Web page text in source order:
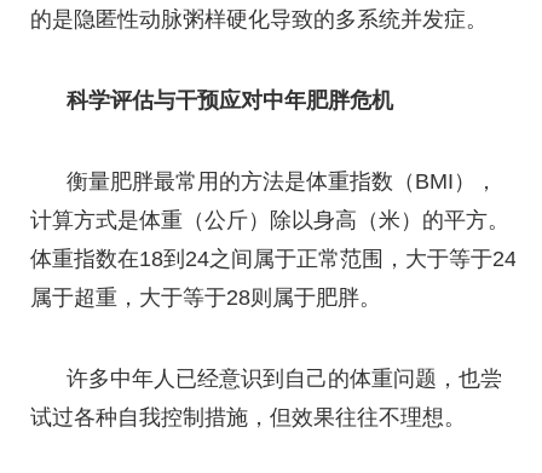
的是隐匿性动脉粥样硬化导致的多系统并发症。
科学评估与干预应对中年肥胖危机
衡量肥胖最常用的方法是体重指数（BMI），
计算方式是体重（公斤）除以身高（米）的平方。
体重指数在18到24之间属于正常范围，大于等于24
属于超重，大于等于28则属于肥胖。
许多中年人已经意识到自己的体重问题，也尝
试过各种自我控制措施，但效果往往不理想。